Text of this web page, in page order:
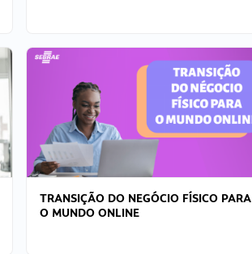
TRANSIÇÃO DO NEGÓCIO FÍSICO PARA
O MUNDO ONLINE